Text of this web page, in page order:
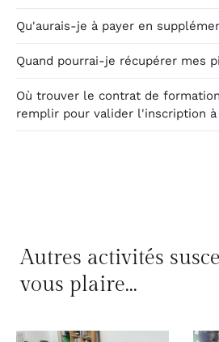
Qu'aurais-je à payer en
Quand pourrai-je récupérer mes
Où trouver le contrat de
remplir pour valider l'inscription
Autres activités
vous plaire...